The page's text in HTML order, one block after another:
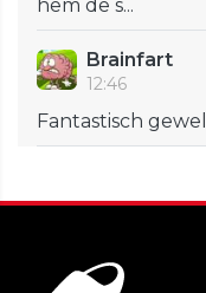
hem de s...
Brainfart
12:46
Fantastisch